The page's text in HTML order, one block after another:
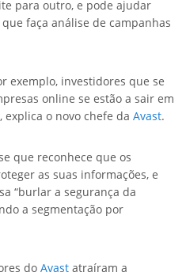
para outro, e pode ajudar
faça análise de campanhas
exemplo, investidores que se
online se estão a sair em
explica o novo chefe da Avast.
que reconhece que os
as suas informações, e
“burlar a segurança da
a segmentação por
do Avast atraíram a